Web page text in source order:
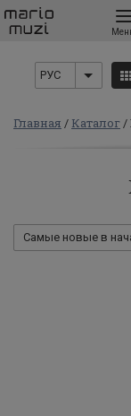
РУС
Главная Каталог
Самые новые в